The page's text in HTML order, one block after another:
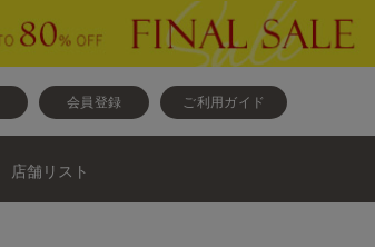
会員登録 ご利用ガイド
店舗リスト